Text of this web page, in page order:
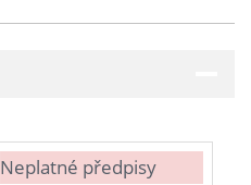
Neplatné předpisy